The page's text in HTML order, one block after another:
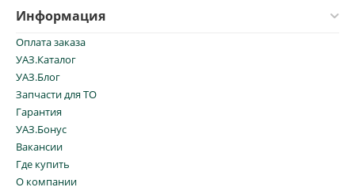
Информация
Оплата заказа
УАЗ.Каталог
УАЗ.Блог
Запчасти для ТО
Гарантия
УАЗ.Бонус
Вакансии
Где купить
О компании